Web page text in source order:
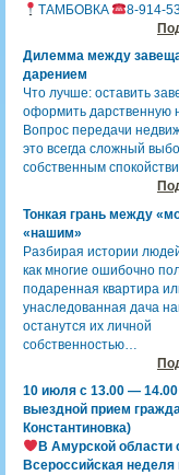
ТАМБОВКА
8-914-
Дилемма между
дарением
Что лучше: оставить
оформить дарственную
Вопрос передачи
это всегда сложный
собственным
Тонкая грань между
«нашим»
Разбирая истории
как многие ошибочно
подаренная квартира
унаследованная дача
останутся их личной
собственностью…
10 июля с 13.00 —
выездной прием
Константиновка)
В Амурской области
Всероссийская неделя